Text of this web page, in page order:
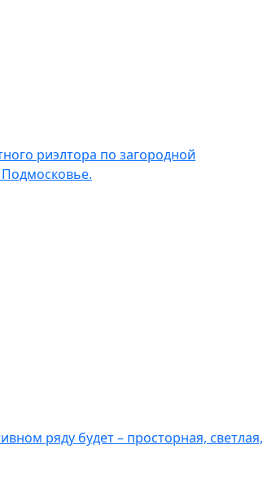
риэлтора по загородной
ряду будет – просторная, светлая,